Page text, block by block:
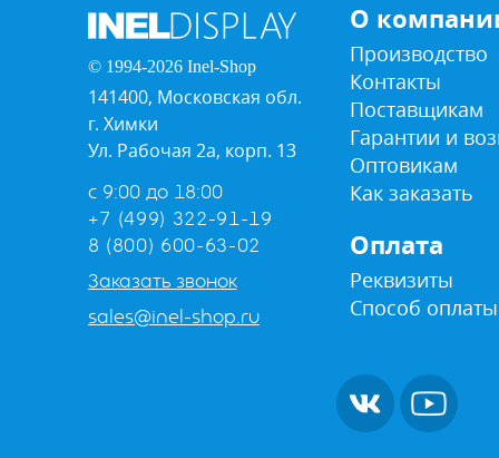
© 1994-2026 Inel-Shop
141400, Московская обл.
г. Химки
Ул. Рабочая 2а, корп. 13
с 9:00 до 18:00
+7 (499) 322-91-19
8 (800) 600-63-02
Заказать звонок
sales@inel-shop.ru
О
Производство
Контакты
Поставщикам
Гарантии и
Оптовикам
Как заказать
Оплата
Реквизиты
Способ оплаты